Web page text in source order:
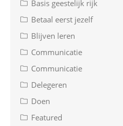
Basis geestelijk rijk
Betaal eerst jezelf
Blijven leren
Communicatie
Communicatie
Delegeren
Doen
Featured